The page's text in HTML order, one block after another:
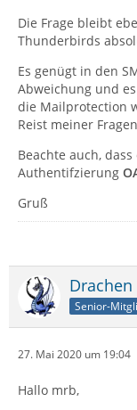
Die Frage bleibt
Thunderbirds
Es genügt in den
Abweichung und
die Mailprotection
Reist meiner
Beachte auch,
Authentifzierung
Gruß
Drachen
Senior-
27. Mai 2020 um 19:04
Hallo mrb,